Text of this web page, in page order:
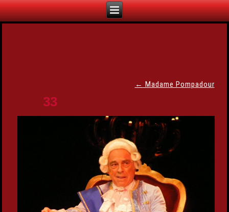
← Madame Pompadour
33